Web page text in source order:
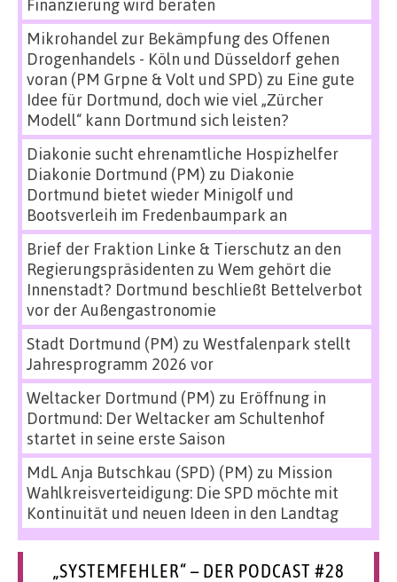
Finanzierung wird beraten
Mikrohandel zur Bekämpfung des Offenen
Drogenhandels - Köln und Düsseldorf gehen
voran (PM Grpne & Volt und SPD) zu Eine gute
Idee für Dortmund, doch wie viel „Zürcher
Modell“ kann Dortmund sich leisten?
Diakonie sucht ehrenamtliche Hospizhelfer
Diakonie Dortmund (PM) zu Diakonie
Dortmund bietet wieder Minigolf und
Bootsverleih im Fredenbaumpark an
Brief der Fraktion Linke & Tierschutz an den
Regierungspräsidenten zu Wem gehört die
Innenstadt? Dortmund beschließt Bettelverbot
vor der Außengastronomie
Stadt Dortmund (PM) zu Westfalenpark stellt
Jahresprogramm 2026 vor
Weltacker Dortmund (PM) zu Eröffnung in
Dortmund: Der Weltacker am Schultenhof
startet in seine erste Saison
MdL Anja Butschkau (SPD) (PM) zu Mission
Wahlkreisverteidigung: Die SPD möchte mit
Kontinuität und neuen Ideen in den Landtag
„SYSTEMFEHLER“ – DER PODCAST #28